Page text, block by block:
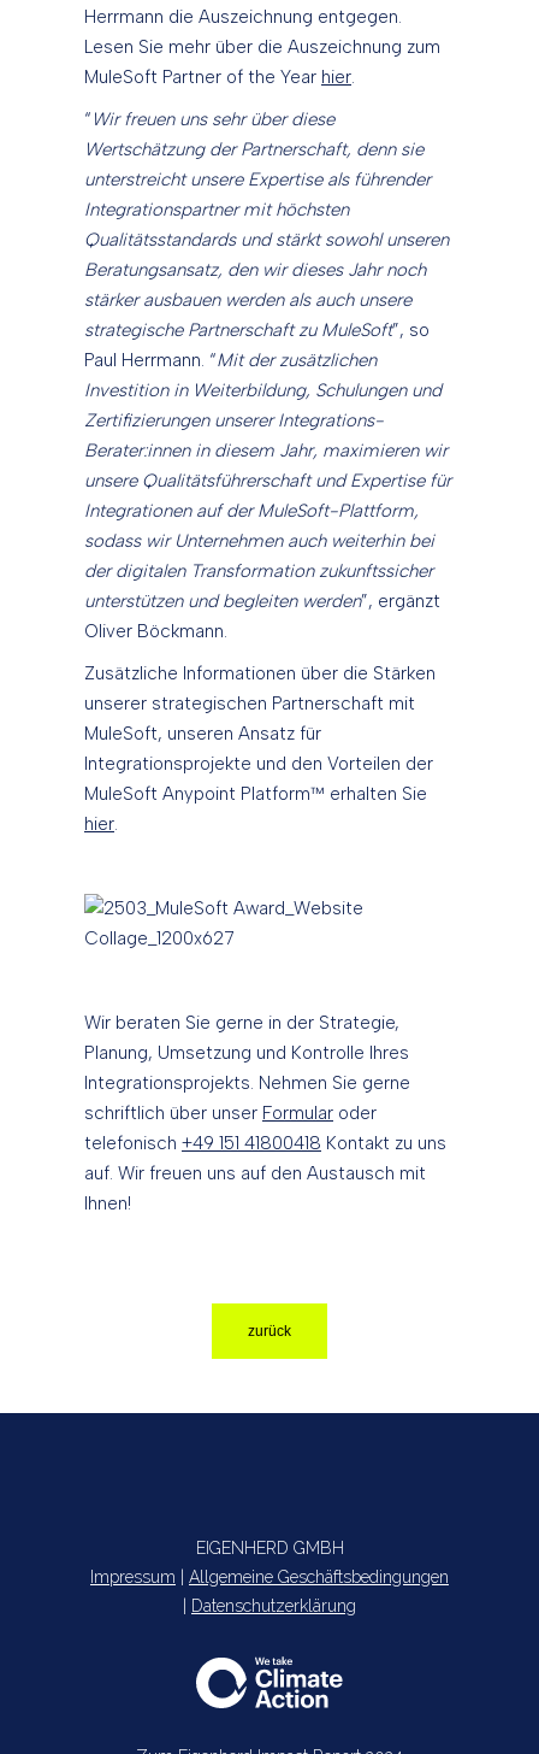
Herrmann die Auszeichnung entgegen.
Lesen Sie mehr über die Auszeichnung zum
MuleSoft Partner of the Year hier.
“ Wir freuen uns sehr über diese
Wertschätzung der Partnerschaft, denn sie
unterstreicht unsere Expertise als führender
Integrationspartner mit höchsten
Qualitätsstandards und stärkt sowohl unseren
Beratungsansatz, den wir dieses Jahr noch
stärker ausbauen werden als auch unsere
strategische Partnerschaft zu MuleSoft”, so
Paul Herrmann. “Mit der zusätzlichen
Investition in Weiterbildung, Schulungen und
Zertifizierungen unserer Integrations-
Berater:innen in diesem Jahr, maximieren wir
unsere Qualitätsführerschaft und Expertise für
Integrationen auf der MuleSoft-Plattform,
sodass wir Unternehmen auch weiterhin bei
der digitalen Transformation zukunftssicher
unterstützen und begleiten werden”, ergänzt
Oliver Böckmann.
Zusätzliche Informationen über die Stärken
unserer strategischen Partnerschaft mit
MuleSoft, unseren Ansatz für
Integrationsprojekte und den Vorteilen der
MuleSoft Anypoint Platform™ erhalten Sie
hier.
Wir beraten Sie gerne in der Strategie,
Planung, Umsetzung und Kontrolle Ihres
Integrationsprojekts. Nehmen Sie gerne
schriftlich über unser Formular oder
telefonisch +49 151 41800418 Kontakt zu uns
auf. Wir freuen uns auf den Austausch mit
Ihnen!
zurück
EIGENHERD GMBH
Impressum
Allgemeine Geschäftsbedingungen
Datenschutzerklärung